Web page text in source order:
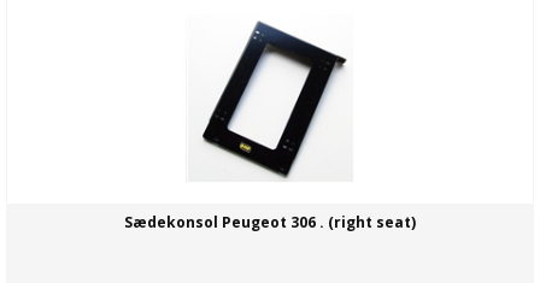
Sædekonsol Peugeot 306 . (right seat)